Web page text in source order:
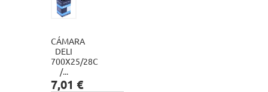
CÁMARA
DELI
700X25/28C
/...
Precio
7,01 €
